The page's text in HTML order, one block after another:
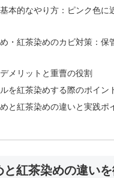
本的なやり方：ピンク色に
・紅茶染めのカビ対策：保
メリットと重曹の役割
を紅茶染めする際のポイン
と紅茶染めの違いと実践ポ
と紅茶染めの違い